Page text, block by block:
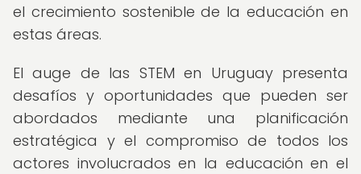
el crecimiento sostenible de la educación en
estas áreas.
El auge de las STEM en Uruguay presenta
desafíos y oportunidades que pueden ser
abordados mediante una planificación
estratégica y el compromiso de todos los
actores involucrados en la educación en el